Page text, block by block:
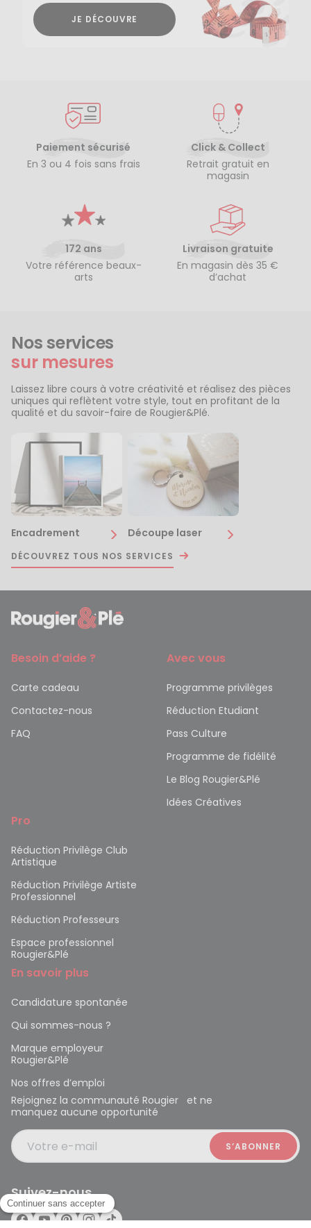
JE DÉCOUVRE
Paiement sécurisé
En 3 ou 4 fois sans frais
Click & Collect
Retrait gratuit en
magasin
172 ans
Votre référence beaux-
arts
Livraison gratuite
En magasin dès 35 €
d’achat
Nos services
sur mesures
Laissez libre cours à votre créativité et réalisez des pièces
uniques qui reflètent votre style, tout en profitant de la
qualité et du savoir-faire de Rougier&Plé.
Encadrement Découpe laser
DÉCOUVREZ TOUS NOS SERVICES
Besoin d’aide ?
Carte cadeau
Contactez-nous
FAQ
Avec vous
Programme privilèges
Réduction Etudiant
Pass Culture
Programme de fidélité
Le Blog Rougier&Plé
Idées Créatives
Pro
Réduction Privilège Club
Artistique
Réduction Privilège Artiste
Professionnel
Réduction Professeurs
Espace professionnel
Rougier&Plé
En savoir plus
Candidature spontanée
Qui sommes-nous ?
Marque employeur
Rougier&Plé
Nos offres d’emploi
Rejoignez la communauté Rougier et ne
manquez aucune opportunité
Votre e-mail
Suivez-nous